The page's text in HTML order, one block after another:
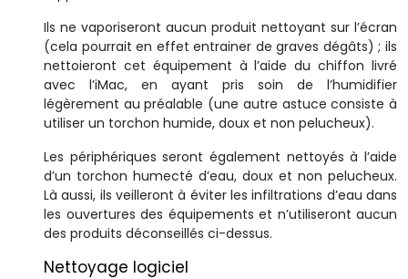
Ils ne vaporiseront aucun produit nettoyant sur l’écran
(cela pourrait en effet entrainer de graves dégâts) ; ils
nettoieront cet équipement à l’aide du chiffon livré
avec l’iMac, en ayant pris soin de l’humidifier
légèrement au préalable (une autre astuce consiste à
utiliser un torchon humide, doux et non pelucheux).
Les périphériques seront également nettoyés à l’aide
d’un torchon humecté d’eau, doux et non pelucheux.
Là aussi, ils veilleront à éviter les infiltrations d’eau dans
les ouvertures des équipements et n’utiliseront aucun
des produits déconseillés ci-dessus.
Nettoyage logiciel